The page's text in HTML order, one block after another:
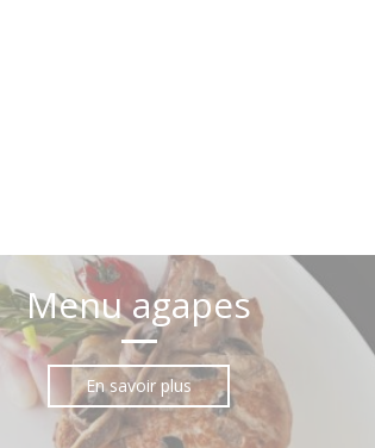
Menu agapes
En savoir plus